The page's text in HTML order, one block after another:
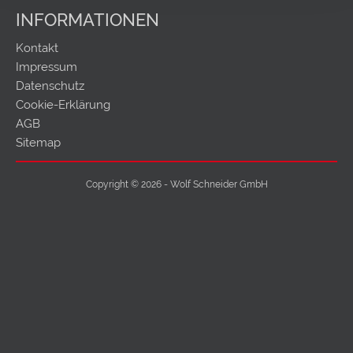
INFORMATIONEN
Kontakt
Impressum
Datenschutz
Cookie-Erklärung
AGB
Sitemap
Copyright © 2026 - Wolf Schneider GmbH